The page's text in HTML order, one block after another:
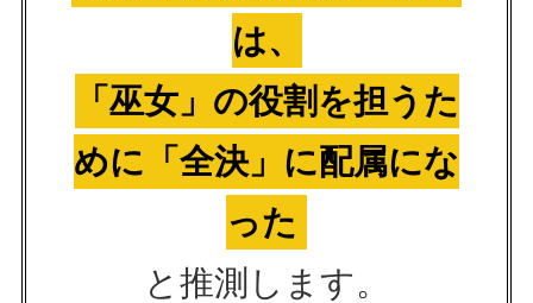
は、
「巫女」の役割を担うた
めに「全決」に配属にな
った
と推測します。